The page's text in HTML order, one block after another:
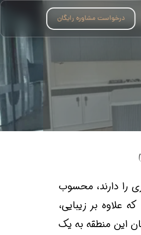
درخواست مشاوره رایگان
را دارند، محسوب
علاوه بر زیبایی،
این منطقه به یک